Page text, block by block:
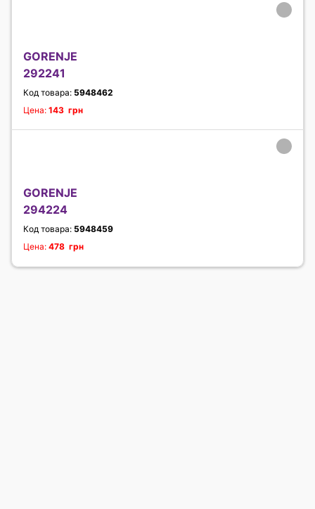
GORENJE
292241
Код товара: 5948462
Цена: 143 грн
GORENJE
294224
Код товара: 5948459
Цена: 478 грн